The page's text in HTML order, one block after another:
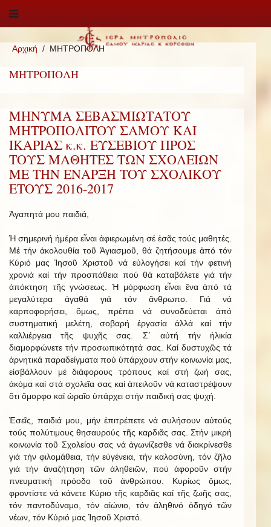
Αρχική ΜΗΤΡΟΠΟΛΗ
ΜΗΤΡΟΠΟΛΗ
ΜΗΝΥΜΑ ΣΕΒΑΣΜΙΩΤΑΤΟΥ
ΜΗΤΡΟΠΟΛΙΤΟΥ ΣΑΜΟΥ ΚΑΙ
ΙΚΑΡΙΑΣ κ.κ. ΕΥΣΕΒΙΟΥ ΠΡΟΣ
ΤΟΥΣ ΜΑΘΗΤΕΣ ΤΩΝ ΣΧΟΛΕΙΩΝ
ΜΕ ΤΗΝ ΕΝΑΡΞΗ ΤΟΥ ΣΧΟΛΙΚΟΥ
ΕΤΟΥΣ 2016-2017
Ἀγαπητά μου παιδιά,
Ἡ σημερινή ἡμέρα εἶναι ἀφιερωμένη σέ ἐσᾶς τούς μαθητές.
Μέ τήν ἀκολουθία τοῦ Ἁγιασμοῦ, θά ζητήσουμε ἀπό τόν
Κύριό μας Ἰησοῦ Χριστοῦ νά εὐλογήσει καί τήν φετινή
χρονιά καί τήν προσπάθεια πού θά καταβάλετε γιά τήν
ἀπόκτηση τῆς γνώσεως. Ἡ μόρφωση εἶναι ἕνα ἀπό τά
μεγαλύτερα ἀγαθά γιά τόν ἄνθρωπο. Γιά νά
καρποφορήσει, ὅμως, πρέπει νά συνοδεύεται ἀπό
συστηματική μελέτη, σοβαρή ἐργασία ἀλλά καί τήν
καλλιέργεια τῆς ψυχῆς σας. Σ΄ αὐτή τήν ἡλικία
διαμορφώνετε τήν προσωπικότητά σας. Καί δυστυχῶς τά
ἀρνητικά παραδείγματα πού ὑπάρχουν στήν κοινωνία μας,
εἰσβάλλουν μέ διάφορους τρόπους καί στή ζωή σας,
ἀκόμα καί στά σχολεῖα σας καί ἀπειλοῦν νά καταστρέψουν
ὅτι ὄμορφο καί ὡραῖο ὑπάρχει στήν παιδική σας ψυχή.
Ἐσεῖς, παιδιά μου, μήν ἐπιτρέπετε νά συλήσουν αὐτούς
τούς πολύτιμους θησαυρούς τῆς καρδιᾶς σας. Στήν μικρή
κοινωνία τοῦ Σχολείου σας νά ἀγωνίζεσθε νά διακρίνεσθε
γιά τήν φιλομάθεια, τήν εὐγένεια, τήν καλοσύνη, τόν ζῆλο
γιά τήν ἀναζήτηση τῶν ἀληθειῶν, πού ἀφοροῦν στήν
πνευματική πρόοδο τοῦ ἀνθρώπου. Κυρίως ὅμως,
φροντἰστε νά κάνετε Κύριο τῆς καρδιᾶς καί τῆς ζωῆς σας,
τόν παντοδύναμο, τόν αἰώνιο, τόν ἀληθινό ὁδηγό τῶν
νέων, τόν Κύριό μας Ἰησοῦ Χριστό.